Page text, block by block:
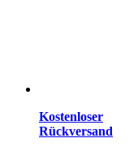
Kostenloser
Rückversand